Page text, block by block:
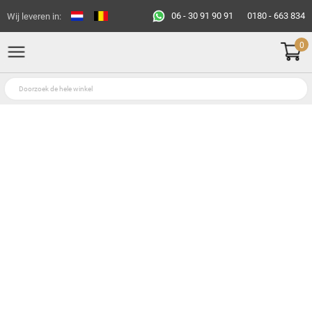
Wij leveren in: 06 - 30 91 90 91 0180 - 663 834
0